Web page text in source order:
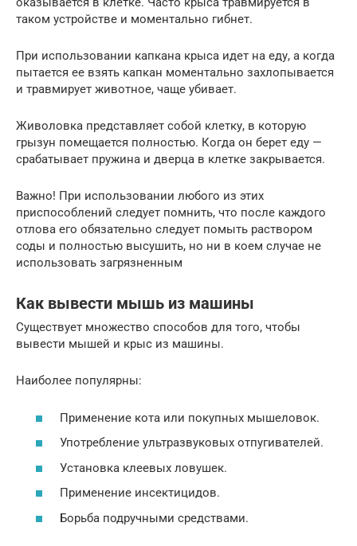
таком устройстве и моментально гибнет.
При использовании капкана крыса идет на еду, а когда
пытается ее взять капкан моментально захлопывается
и травмирует животное, чаще убивает.
Живоловка представляет собой клетку, в которую
грызун помещается полностью. Когда он берет еду —
срабатывает пружина и дверца в клетке закрывается.
Важно! При использовании любого из этих
приспособлений следует помнить, что после каждого
отлова его обязательно следует помыть раствором
соды и полностью высушить, но ни в коем случае не
использовать загрязненным
Как вывести мышь из машины
Существует множество способов для того, чтобы
вывести мышей и крыс из машины.
Наиболее популярны:
Применение кота или покупных мышеловок.
Употребление ультразвуковых отпугивателей.
Установка клеевых ловушек.
Применение инсектицидов.
Борьба подручными средствами.